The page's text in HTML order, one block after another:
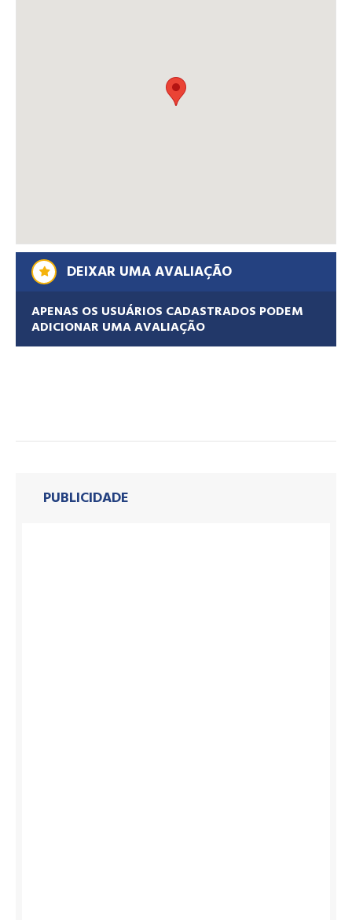
DEIXAR UMA AVALIAÇÃO
APENAS OS USUÁRIOS CADASTRADOS PODEM
ADICIONAR UMA AVALIAÇÃO
PUBLICIDADE